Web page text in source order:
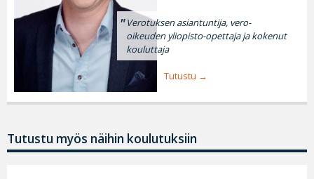
Verotuksen asiantuntija, vero-
oikeuden yliopisto-opettaja ja kokenut
kouluttaja
Tutustu
Tutustu myös näihin koulutuksiin